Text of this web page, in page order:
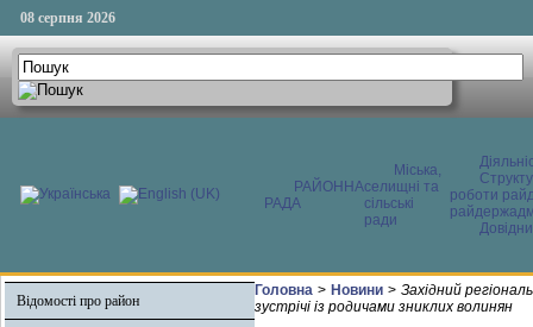
08 серпня 2026
РАЙОННА
РАДА
Міська,
селищні та
сільські
ради
роботи
Відомості про район
Головна > Новини > Західний
зустрічі із родичами зниклих волинян